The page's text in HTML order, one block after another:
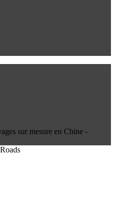
sur mesure en Chine -